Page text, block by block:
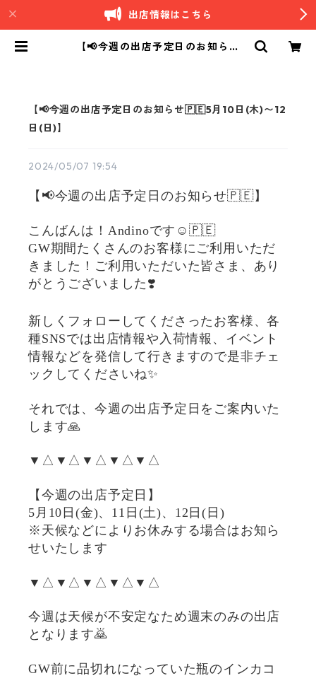
出店情報はこちら
【📢今週の出店予定日のお知らせ
【📢今週の出店予定日のお知らせ🇵🇪5月10日(木)〜12
日(日)】
2024/05/07 19:54
【📢今週の出店予定日のお知らせ🇵🇪】
こんばんは！Andinoです☺️🇵🇪
GW期間たくさんのお客様にご利用いただ
きました！ご利用いただいた皆さま、あり
がとうございました❣️
新しくフォローしてくださったお客様、各
種SNSでは出店情報や入荷情報、イベント
情報などを発信して行きますので是非チェ
ックしてくださいね✨
それでは、今週の出店予定日をご案内いた
します🙏
▼△▼△▼△▼△▼△
【今週の出店予定日】
5月10日(金)、11日(土)、12日(日)
※天候などによりお休みする場合はお知ら
せいたします
▼△▼△▼△▼△▼△
今週は天候が不安定なため週末のみの出店
となります🙇
GW前に品切れになっていた瓶のインカコ